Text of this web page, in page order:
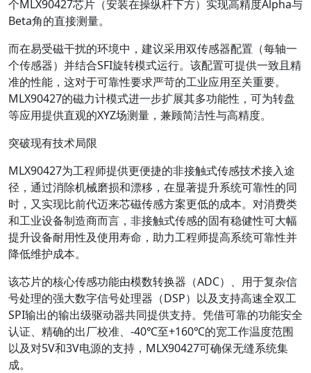
个MLX90427芯片（安装在操纵杆下方）实现高精度Alpha与
Beta角的直接测量。
而在易受磁干扰的环境中，建议采用双传感器配置（每轴一
个传感器）并结合SFI旋转模式运行。该配置可提供一致且精
准的性能，这对于可靠性要求严苛的工业应用至关重要。
MLX90427的磁力计模式进一步扩展其多功能性，可为转盘
等应用提供直观的XYZ场测量，兼顾简洁性与高精度。
突破现有技术局限
MLX90427为工程师提供更便捷的非接触式传感技术接入途
径，通过消除机械磨损和漂移，在显著提升系统可靠性的同
时，又实现比前代迈来芯磁传感方案更低的成本。对消费类
和工业设备制造商而言，非接触式传感的固有稳健性可大幅
提升设备耐用性及使用寿命，助力工程师提高系统可靠性并
降低维护成本。
该芯片的核心传感功能由模数转换器（ADC）、用于复杂信
号处理的强大数字信号处理器（DSP）以及支持高速全双工
SPI输出的输出级驱动器共同提供支持。凭借可靠的功能安全
认证、精确的出厂校准、-40℃至+160℃的宽工作温度范围
以及对5V和3V电源的支持，MLX90427可确保无缝系统集
成。